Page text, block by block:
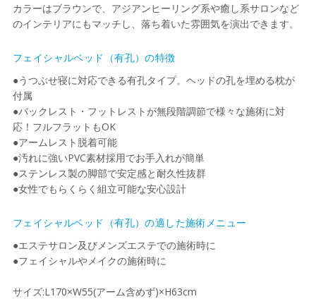
カラーはブラウンで、アジアンヒーリング系や癒し系サロンなど
のインテリアにもマッチし、落ち着いた雰囲気を演出できます。
フェイシャルベッド（有孔）の特徴
●うつぶせ寝に対応できる有孔タイプ。ヘッドの孔を埋める枕が
付属
●バックレスト・フットレストが無段階調節で様々な施術に対
応！フルフラットもOK
●アームレスト脱着可能
●汚れに強いPVC素材採用でお手入れが簡単
●ステンレス製の脚部で安定感と耐久性抜群
●女性でもらくらく組立可能な安心設計
フェイシャルベッド（有孔）の適した施術メニュー
●エステサロン及びメンズエステでの施術時に
●フェイシャルやメイクの施術時に
サイズ:L170×W55(アーム含めず)×H63cm